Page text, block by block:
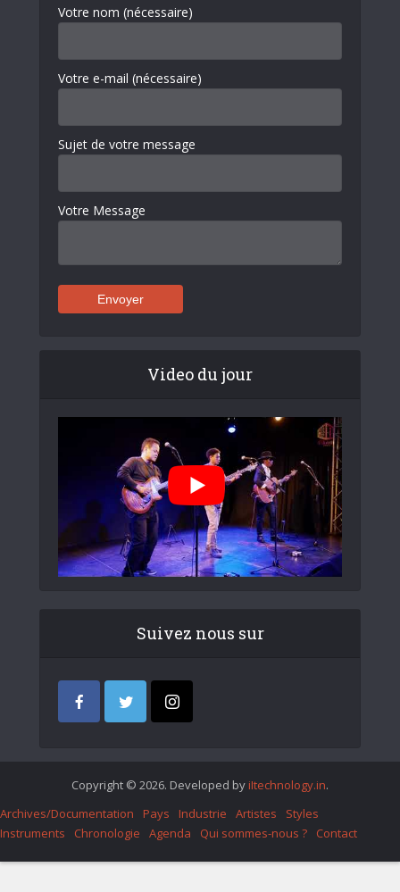
Votre nom (nécessaire)
Votre e-mail (nécessaire)
Sujet de votre message
Votre Message
Video du jour
Suivez nous sur
Copyright © 2026. Developed by iItechnology.in.
Archives/Documentation
Pays Industrie Artistes
Styles
Instruments
Chronologie Agenda Qui sommes-nous ? Contact